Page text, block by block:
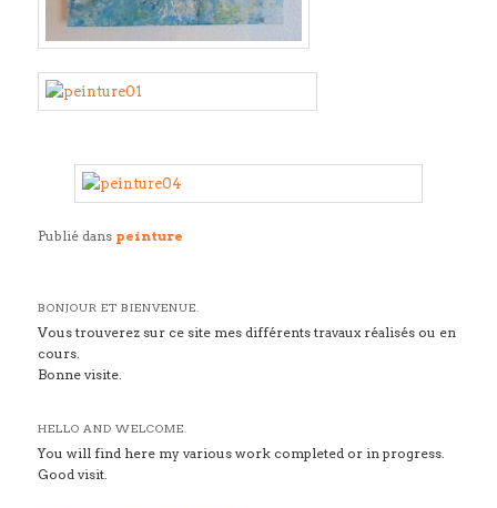
Publié dans peinture
BONJOUR ET BIENVENUE.
Vous trouverez sur ce site mes différents travaux réalisés ou en
cours.
Bonne visite.
HELLO AND WELCOME.
You will find here my various work completed or in progress.
Good visit.